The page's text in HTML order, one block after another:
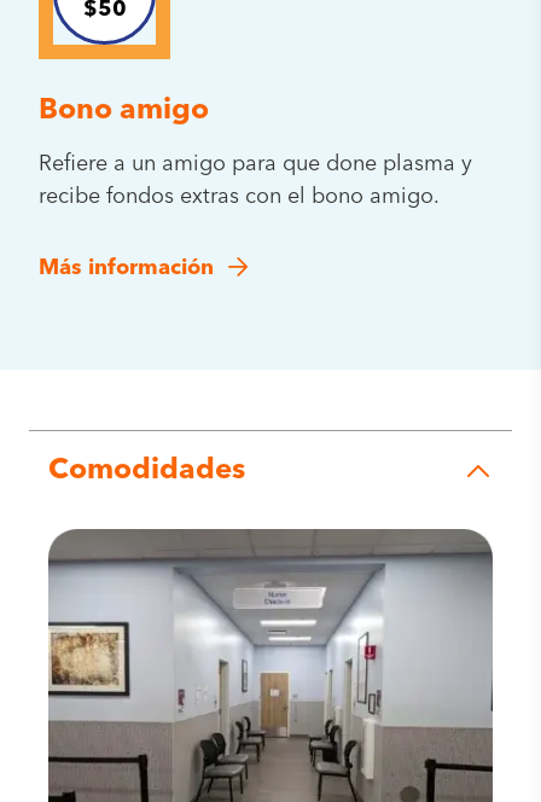
$50
Bono amigo
Refiere a un amigo para que done plasma y
recibe fondos extras con el bono amigo.
Más información
Comodidades